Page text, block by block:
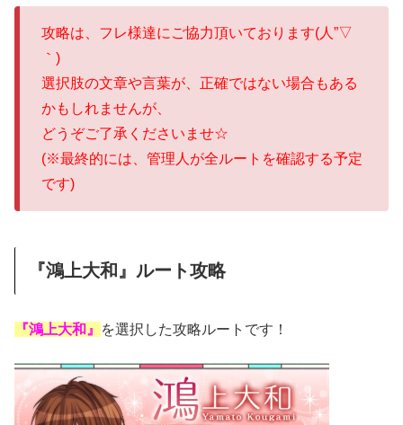
攻略は、フレ様達にご協力頂いております(人”▽
｀)
選択肢の文章や言葉が、正確ではない場合もある
かもしれませんが、
どうぞご了承くださいませ☆
(※最終的には、管理人が全ルートを確認する予定
です)
『鴻上大和』ルート攻略
『鴻上大和』 を選択した攻略ルートです！